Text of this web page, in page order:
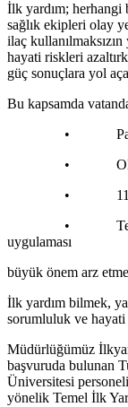
İlk yardım; herhangi
sağlık ekipleri olay
ilaç
hayati riskleri
güç sonuçlara yol
Bu kapsamda
• Panik
• Olay
• 112 Acil
• Temel ilk
uygulaması
büyük önem arz
İlk yardım bilmek,
sorumluluk ve
Müdürlüğümüz
başvuruda bulunan
Üniversitesi
yönelik Temel İlk